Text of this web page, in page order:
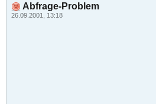
Abfrage-Problem
26.09.2001, 13:18